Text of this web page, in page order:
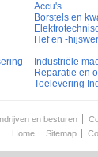
Accu's
Borstels en
Hef en -
Industriële
Reparatie en
Toelevering
en besturen
Home Sitemap